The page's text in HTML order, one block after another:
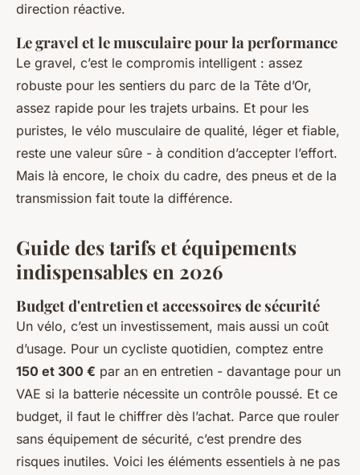
direction réactive.
Le gravel et le musculaire pour la performance
Le gravel, c’est le compromis intelligent : assez
robuste pour les sentiers du parc de la Tête d’Or,
assez rapide pour les trajets urbains. Et pour les
puristes, le vélo musculaire de qualité, léger et fiable,
reste une valeur sûre - à condition d’accepter l’effort.
Mais là encore, le choix du cadre, des pneus et de la
transmission fait toute la différence.
Guide des tarifs et équipements
indispensables en 2026
Budget d'entretien et accessoires de sécurité
Un vélo, c’est un investissement, mais aussi un coût
d’usage. Pour un cycliste quotidien, comptez entre
150 et 300 € par an en entretien - davantage pour un
VAE si la batterie nécessite un contrôle poussé. Et ce
budget, il faut le chiffrer dès l’achat. Parce que rouler
sans équipement de sécurité, c’est prendre des
risques inutiles. Voici les éléments essentiels à ne pas